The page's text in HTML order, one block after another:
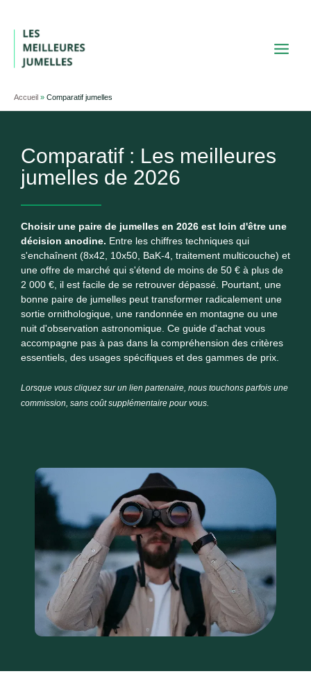
contenu
Accueil » Comparatif jumelles
Comparatif : Les meilleures
jumelles de 2026
Choisir une paire de jumelles en 2026 est loin d'être une
décision anodine. Entre les chiffres techniques qui
s'enchaînent (8x42, 10x50, BaK-4, traitement multicouche) et
une offre de marché qui s'étend de moins de 50 € à plus de
2 000 €, il est facile de se retrouver dépassé. Pourtant, une
bonne paire de jumelles peut transformer radicalement une
sortie ornithologique, une randonnée en montagne ou une
nuit d'observation astronomique. Ce guide d'achat vous
accompagne pas à pas dans la compréhension des critères
essentiels, des usages spécifiques et des gammes de prix.
Lorsque vous cliquez sur un lien partenaire, nous touchons parfois une
commission, sans coût supplémentaire pour vous.